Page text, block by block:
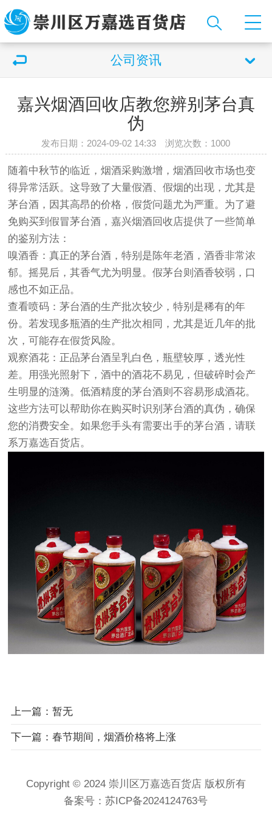
公司资讯
嘉兴烟酒回收店教您辨别茅台真
伪
发布日期：2024-09-02 14:33 浏览次数： 1000
随着中秋节的临近，烟酒采购激增，烟酒回收市场也变
得异常活跃。这导致了大量假酒、假烟的出现，尤其是
茅台酒，因其高昂的价格，假货问题尤为严重。为了避
免购买到假冒茅台酒，嘉兴烟酒回收店提供了一些简单
的鉴别方法：
嗅酒香：真正的茅台酒，特别是陈年老酒，酒香非常浓
郁。摇晃后，其香气尤为明显。假茅台则酒香较弱，口
感也不如正品。
查看喷码：茅台酒的生产批次较少，特别是稀有的年
份。若发现多瓶酒的生产批次相同，尤其是近几年的批
次，可能存在假货风险。
观察酒花：正品茅台酒呈乳白色，瓶壁较厚，透光性
差。用强光照射下，酒中的酒花不易见，但破碎时会产
生明显的涟漪。低酒精度的茅台酒则不容易形成酒花。
这些方法可以帮助你在购买时识别茅台酒的真伪，确保
您的消费安全。如果您手头有需要出手的茅台酒，请联
系万嘉选百货店。
上一篇：暂无
下一篇：春节期间，烟酒价格将上涨
Copyright © 2024 崇川区万嘉选百货店 版权所有
备案号：苏ICP备2024124763号